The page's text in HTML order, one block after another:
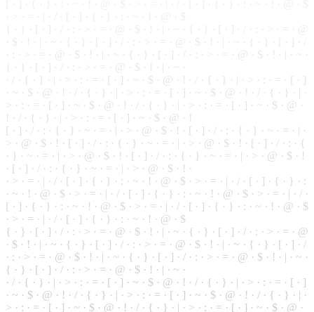
{ · } · [ · ] · / · : · > · = · @ · $ · ! · | · ~ ·
· / · { · } · | · > · : ·
· [ · ] · ~ · $ · @ · ! · / · { · } · | · > · : · = · [ · ]
· ~ · $ · @ · ! · / · { · } · | · > · : · = · [ · ] · ~ · $ · @ · ! · / · { · } · | ·
> · : · = · [ · ] · ~ · $ · @ · ! · / · { · } · | · > · : · = · [ · ] · ~ · $ · @ ·
! ·
· { · } · | · > · : · = · [ · ] · ~ · $ · @ · !
[ · ] · / · : · { · } · ~ · = · | · > · @ · $ · ! · [ · ] · / · : · { · } · ~ · = · | ·
> · @ · $ · ! · [ · ] · / · : · { · } · ~ · = · | · > · @ · $ · ! · [ · ] · / · : · {
· } · ~ · = · | · > · @ · $ · ! · [ · ] · / · : · { · } · ~ · = · | · > · @ · $ · !
· [ · ] · / · : · { · } · ~ · = · | · > · @ · $ · ! ·
· > · = · | · / · [ · ] · { · } · : · ~ · ! · @ · $ · > · = · | · / · [ · ] · { · } · :
· ~ · ! · @ · $ · > · = · | · / · [ · ] · { · } · : · ~ · ! · @ · $ · > · = · | · / ·
[ · ] · { · } · : · ~ · ! · @ · $ · > · = · | · / · [ · ] · { · } · : · ~ · ! · @ · $
· > · = · | · / · [ · ] · { · } · : · ~ · ! · @ · $
{ · } · [ · ] · / · : · > · = · @ · $ · ! · | · ~ · { · } · [ · ] · / · : · > · = · @
· $ · ! · | · ~ · { · } · [ · ] · / · : · > · = · @ · $ · ! · | · ~ · { · } · [ · ] · /
· : · > · = · @ · $ · ! · | · ~ · { · } · [ · ] · / · : · > · = · @ · $ · ! · | · ~ ·
{ · } · [ · ] · / · : · > · = · @ · $ · ! · | · ~ ·
· / · { · } · | · > · : · = · [ · ] · ~ · $ · @ · ! · / · { · } · | · > · : · = · [ · ]
· ~ · $ · @ · ! · / · { · } · | · > · : · = · [ · ] · ~ · $ · @ · ! · / · { · } · | ·
> · : · = · [ · ] · ~ · $ · @ · ! · / · { · } · | · > · : · = · [ · ] · ~ · $ · @ ·